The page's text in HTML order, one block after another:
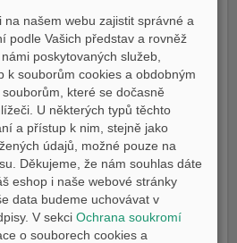
převratný stroj, jsou technologicky
jako je ovládací systém brzd, systém
rozjezdu a také komunikační řídicí
ladění motoru. Model R1M je k dispozici
černém provedení Icon Performance s
Představuje ultimátního člena řady R a
Yamaha poprvé zúčastnila před 60. lety.
motocykly více než 500 výher v závodech
s využitím všech zkušeností
WorldSBK. Proto jde o nejdokonalejší sériový
našem webu zajistit správné a
podle Vašich představ a rovněž
poskytovaných služeb,
k souborům cookies a obdobným
které se dočasně
U některých typů těchto
a přístup k nim, stejně jako
údajů, možné pouze na
Děkujeme, že nám souhlas dáte
eshop i naše webové stránky
data budeme uchovávat v
V sekciOchrana soukromí
o souborech cookies a